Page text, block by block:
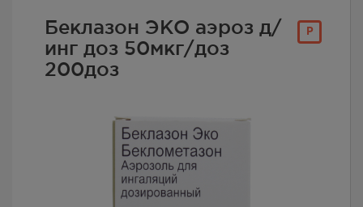
Р
Беклазон ЭКО аэроз д/
инг доз 50мкг/доз
200доз